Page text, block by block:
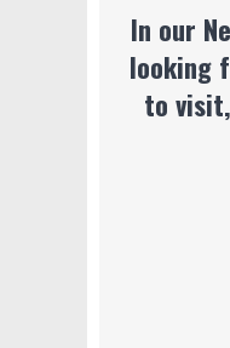
In our
looking
to